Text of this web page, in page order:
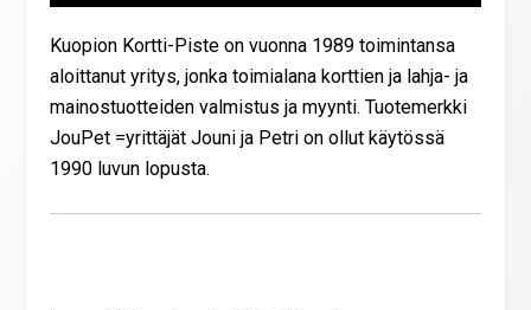
Kuopion Kortti-Piste on vuonna 1989 toimintansa
aloittanut yritys, jonka toimialana korttien ja lahja- ja
mainostuotteiden valmistus ja myynti. Tuotemerkki
JouPet =yrittäjät Jouni ja Petri on ollut käytössä
1990 luvun lopusta.